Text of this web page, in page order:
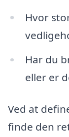
Hvor
Har du
eller er
Ved at
finde den